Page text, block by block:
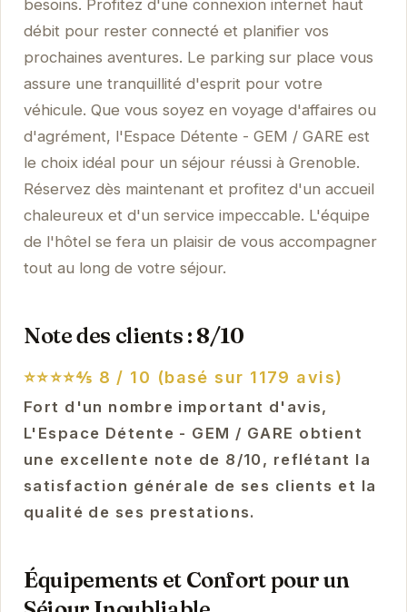
besoins. Profitez d'une connexion internet haut
débit pour rester connecté et planifier vos
prochaines aventures. Le parking sur place vous
assure une tranquillité d'esprit pour votre
véhicule. Que vous soyez en voyage d'affaires ou
d'agrément, l'Espace Détente - GEM / GARE est
le choix idéal pour un séjour réussi à Grenoble.
Réservez dès maintenant et profitez d'un accueil
chaleureux et d'un service impeccable. L'équipe
de l'hôtel se fera un plaisir de vous accompagner
tout au long de votre séjour.
Note des clients : 8/10
⭐⭐⭐⭐⅘ 8 / 10 (basé sur 1179 avis)
Fort d'un nombre important d'avis,
L'Espace Détente - GEM / GARE obtient
une excellente note de 8/10, reflétant la
satisfaction générale de ses clients et la
qualité de ses prestations.
Équipements et Confort pour un